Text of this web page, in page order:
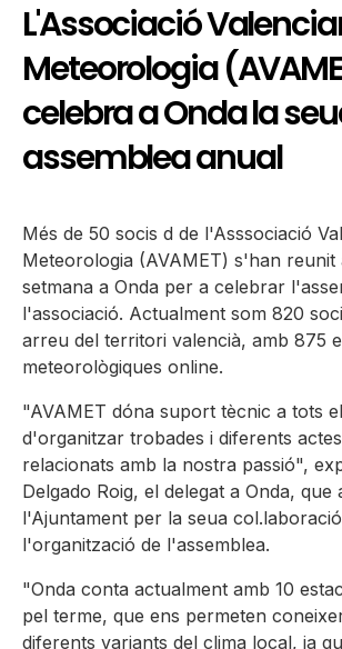
L'Associació
Meteorologia
celebra a Onda la
assemblea anual
Més de 50 socis d de l'Asssociació
Meteorologia (AVAMET) s'han reunit
setmana a Onda per a celebrar
l'associació. Actualment som 820
arreu del territori valencià, amb 875
meteorològiques online.
"AVAMET dóna suport tècnic a tots
d'organitzar trobades i diferents
relacionats amb la nostra passió",
Delgado Roig, el delegat a Onda, que
l'Ajuntament per la seua
l'organització de l'assemblea.
"Onda conta actualment amb 10
pel terme, que ens permeten
diferents variants del clima local, ja